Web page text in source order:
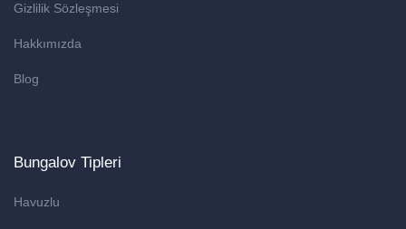
Gizlilik Sözleşmesi
Hakkımızda
Blog
Bungalov Tipleri
Havuzlu